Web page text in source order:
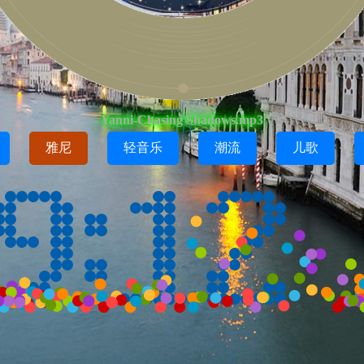
Yanni-Chasing Shadows.mp3
雅尼
轻音乐 潮流 儿歌